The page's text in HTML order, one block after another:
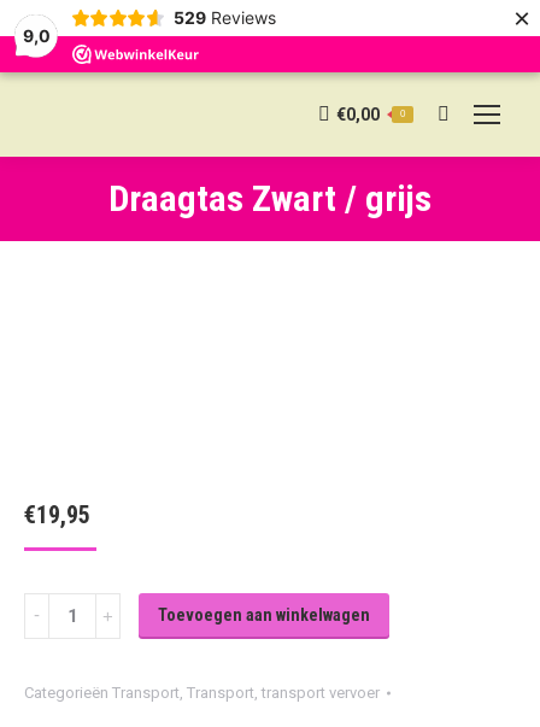
9,0
529 Reviews ×
€0,00 0 Search:
Draagtas Zwart / grijs
€19,95
Draagtas
Zwart
grijs
Toevoegen aan winkelwagen
Categorieën Transport, Transport,transport vervoer